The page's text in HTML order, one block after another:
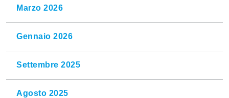
Marzo 2026
Gennaio 2026
Settembre 2025
Agosto 2025